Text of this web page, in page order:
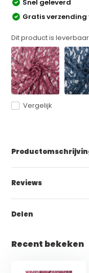
Snel geleverd
Gratis verzending
Dit product is
Vergelijk
Reviews
Delen
Recent bekeken